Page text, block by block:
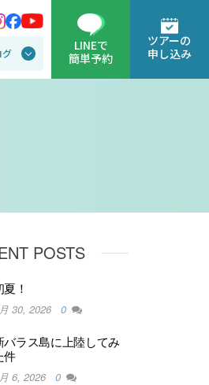
グ
ツアーの
申し込み
LINEで
簡単予約
POSTS
夏！
30, 2026 0
バラス島に上陸してみ
件
6, 2026 0